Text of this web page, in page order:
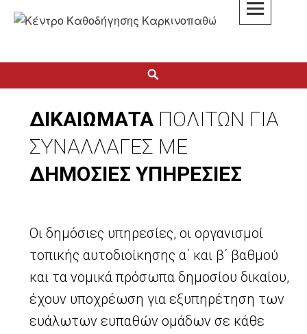
ΔΙΚΑΙΩΜΑΤΑΠΟΛΙΤΩΝ ΓΙΑ
ΣΥΝΑΛΛΑΓΕΣ ΜΕ
ΔΗΜΟΣΙΕΣ ΥΠΗΡΕΣΙΕΣ
Οι δημόσιες υπηρεσίες, οι οργανισμοί
τοπικής αυτοδιοίκησης α΄ και β΄ βαθμού
και τα νομικά πρόσωπα δημοσίου δικαίου,
έχουν υποχρέωση για εξυπηρέτηση των
ευάλωτων ευπαθών ομάδων σε κάθε